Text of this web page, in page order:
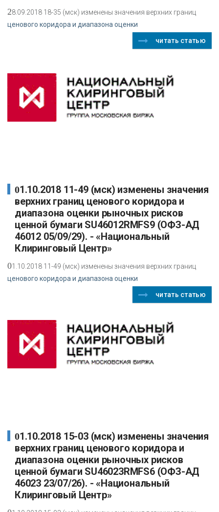
28.09.2018 18-35 (мск) изменены значения верхних границ
ценового коридора и диапазона оценки
читать статью
01.10.2018 11-49 (мск) изменены значения
верхних границ ценового коридора и
диапазона оценки рыночных рисков
ценной бумаги SU46012RMFS9 (ОФЗ-АД
46012 05/09/29). - «Национальный
Клиринговый Центр»
01.10.2018 11-49 (мск) изменены значения верхних границ
ценового коридора и диапазона оценки
читать статью
01.10.2018 15-03 (мск) изменены значения
верхних границ ценового коридора и
диапазона оценки рыночных рисков
ценной бумаги SU46023RMFS6 (ОФЗ-АД
46023 23/07/26). - «Национальный
Клиринговый Центр»